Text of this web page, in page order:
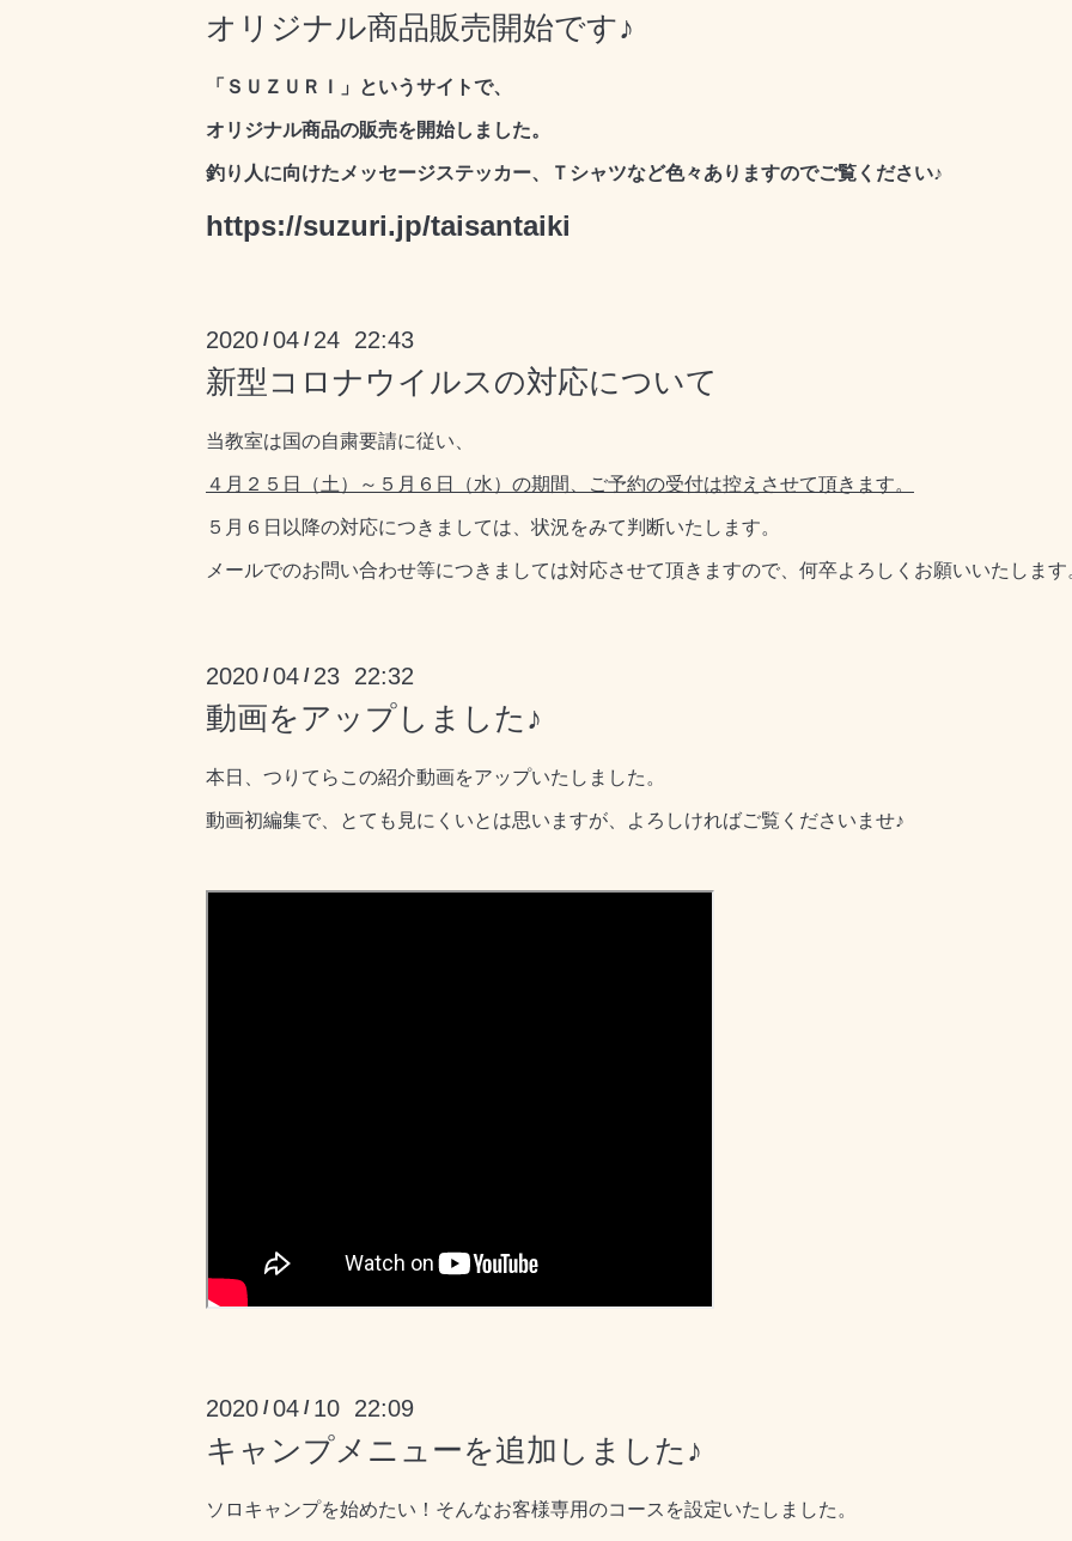
オリジナル商品販売開始です♪
「ＳＵＺＵＲＩ」というサイトで、
オリジナル商品の販売を開始しました。
釣り人に向けたメッセージステッカー、Ｔシャツなど色々ありますのでご覧ください♪
https://suzuri.jp/taisantaiki
2020 /04 / 24 22:43
新型コロナウイルスの対応について
当教室は国の自粛要請に従い、
４月２５日（土）～５月６日（水）の期間、ご予約の受付は控えさせて頂きます。
５月６日以降の対応につきましては、状況をみて判断いたします。
メールでのお問い合わせ等につきましては対応させて頂きますので、何卒よろしくお願いいたします
2020 /04 / 23 22:32
動画をアップしました♪
本日、つりてらこの紹介動画をアップいたしました。
動画初編集で、とても見にくいとは思いますが、よろしければご覧くださいませ♪
2020 /04 / 10 22:09
キャンプメニューを追加しました♪
ソロキャンプを始めたい！そんなお客様専用のコースを設定いたしました。